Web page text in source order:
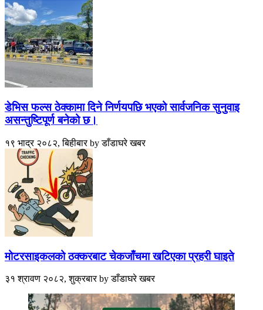
डेभिस फल्स ठेक्कामा दिने निर्णयपछि भएको सार्वजनिक सुनुवाइ
असन्तुष्टिपूर्ण बनेको छ।
१९ भाद्र २०८२, बिहीबारbyडाँडाघरे खबर
मोटरसाइकलको ठक्करबाट चेकजाँचमा खटिएका प्रहरी घाइते
३१ श्रावण २०८२, शुक्रबारbyडाँडाघरे खबर